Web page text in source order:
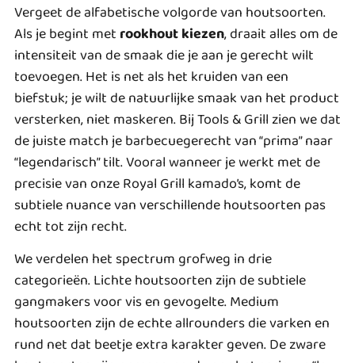
Vergeet de alfabetische volgorde van houtsoorten.
Als je begint met rookhout kiezen, draait alles om de
intensiteit van de smaak die je aan je gerecht wilt
toevoegen. Het is net als het kruiden van een
biefstuk; je wilt de natuurlijke smaak van het product
versterken, niet maskeren. Bij Tools & Grill zien we dat
de juiste match je barbecuegerecht van “prima” naar
“legendarisch” tilt. Vooral wanneer je werkt met de
precisie van onze Royal Grill kamado’s, komt de
subtiele nuance van verschillende houtsoorten pas
echt tot zijn recht.
We verdelen het spectrum grofweg in drie
categorieën. Lichte houtsoorten zijn de subtiele
gangmakers voor vis en gevogelte. Medium
houtsoorten zijn de echte allrounders die varken en
rund net dat beetje extra karakter geven. De zware